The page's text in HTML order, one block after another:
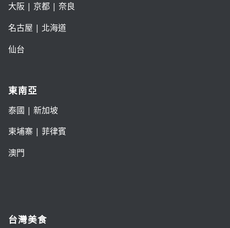
大阪 | 京都| 奈良
名古屋 | 北海道
仙台
東南亞
泰國 | 新加坡
柬埔寨 | 菲律賓
澳門
台灣美食